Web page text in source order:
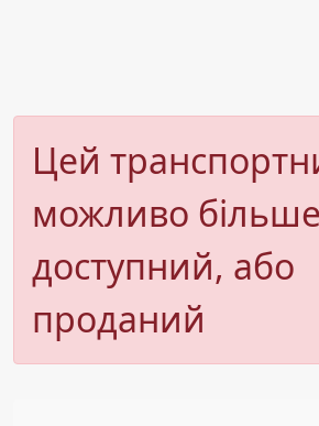
Цей
можливо
доступний, або
проданий